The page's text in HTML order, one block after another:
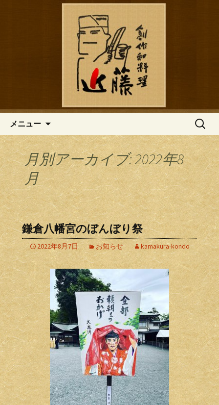
鎌倉の創作和食「近藤」のブロ
鎌倉の創作和食「近藤」のブログ
メニュー
検
月別アーカイブ: 2022年8
月
鎌倉八幡宮のぼんぼり祭
2022年8月7日 お知らせ kamakura-kondo